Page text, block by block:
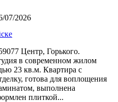
07/2026
Центр, Горького.
в современном жилом
23 кв.м. Квартира с
готова для воплощения
выполнена
плиткой...